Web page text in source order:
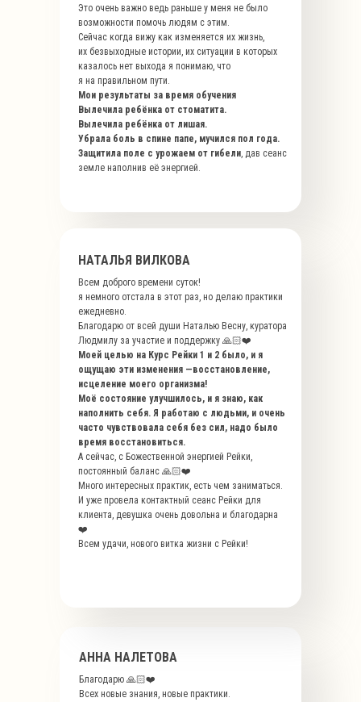
Это очень важно ведь раньше у меня не было
возможности помочь людям с этим.
Сейчас когда вижу как изменяется их жизнь,
их безвыходные истории, их ситуации в которых
казалось нет выхода я понимаю, что
я на правильном пути.
Мои результаты за время обучения
Вылечила ребёнка от стоматита.
Вылечила ребёнка от лишая.
Убрала боль в спине папе, мучился пол года.
Защитила поле с урожаем от гибели, дав сеанс
земле наполнив её энергией.
НАТАЛЬЯ ВИЛКОВА
Всем доброго времени суток!
я немного отстала в этот раз, но делаю практики
ежедневно.
Благодарю от всей души Наталью Весну, куратора
Людмилу за участие и поддержку 🙏🏻❤️
Моей целью на Курс Рейки 1 и 2 было, и я
ощущаю эти изменения —восстановление,
исцеление моего организма!
Моё состояние улучшилось, и я знаю, как
наполнить себя. Я работаю с людьми, и очень
часто чувствовала себя без сил, надо было
время восстановиться.
А сейчас, с Божественной энергией Рейки,
постоянный баланс 🙏🏻❤️
Много интересных практик, есть чем заниматься.
И уже провела контактный сеанс Рейки для
клиента, девушка очень довольна и благодарна
❤️
Всем удачи, нового витка жизни с Рейки!
АННА НАЛЕТОВА
Благодарю 🙏🏻❤️
Всех новые знания, новые практики.